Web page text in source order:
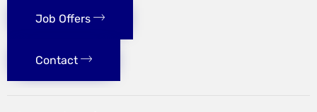
Job Offers
Contact